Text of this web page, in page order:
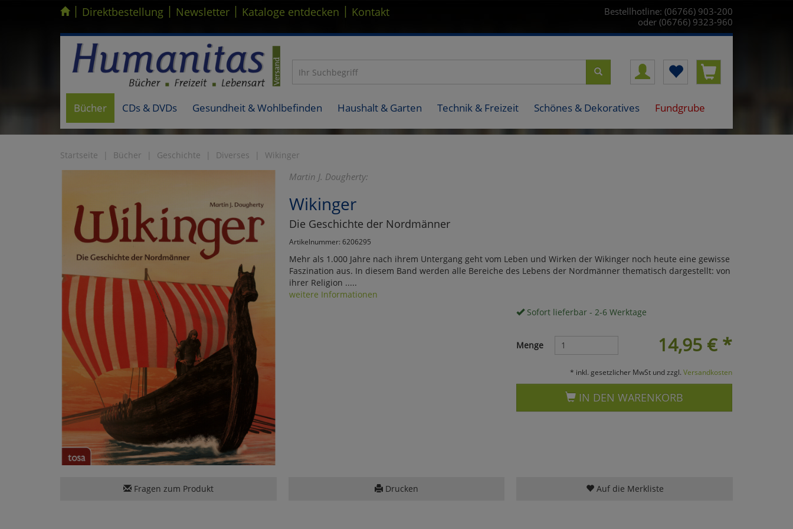
Kompletten Head der Seite überspringen
| Direktbestellung | Newsletter | Kataloge entdecken | Kontakt
Bestellhotline: (06766) 903-200
oder (06766) 9323-960
Bücher CDs & DVDs Gesundheit & Wohlbefinden Haushalt & Garten Technik & Freizeit Schönes & Dekoratives Fundgrube
Startseite Bücher Geschichte Diverses Wikinger
Martin J. Dougherty:
Wikinger
Die Geschichte der Nordmänner
Artikelnummer: 6206295
Mehr als 1.000 Jahre nach ihrem Untergang geht vom Leben und Wirken der Wikinger noch heute eine gewisse
Faszination aus. In diesem Band werden alle Bereiche des Lebens der Nordmänner thematisch dargestellt: von
ihrer Religion .....
weitere Informationen
Sofort lieferbar - 2-6 Werktage
14,95 €*
Menge
* inkl. gesetzlicher MwSt und zzgl. Versandkosten
IN DEN WARENKORB
Fragen zum Produkt Drucken Auf die Merkliste